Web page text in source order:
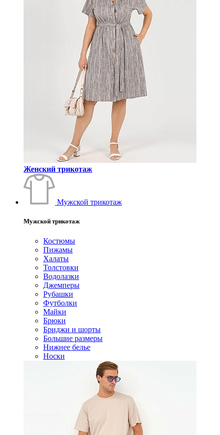
Женский трикотаж
Мужской трикотаж
Мужской трикотаж
Костюмы
Пижамы
Халаты
Толстовки
Водолазки
Джемперы
Рубашки
Футболки
Майки
Брюки
Бриджи и шорты
Большие размеры
Нижнее белье
Носки